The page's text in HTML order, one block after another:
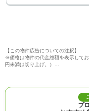
【この物件広告についての注釈】
※価格は物件の代金総額を表示して
円未満は切り上げ。）
※写真に写っている、またはパース
※建築条件付き土地価格には、建物
※物件情報は、原則として情報提供
※完成予想図はいずれも外構、植栽
プ